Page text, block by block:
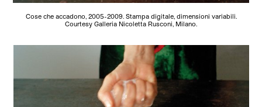
Cose che accadono, 2005-2009. Stampa digitale, dimensioni variabili.
Courtesy Galleria Nicoletta Rusconi, Milano.